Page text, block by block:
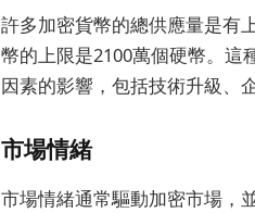
許多加密貨幣的總供應量是有
幣的上限是2100萬個硬幣。這
因素的影響，包括技術升級、
市場情緒
市場情緒通常驅動加密市場，